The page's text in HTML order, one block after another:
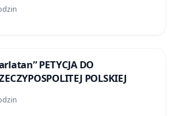
PETYCJA DO
POLSKIEJ